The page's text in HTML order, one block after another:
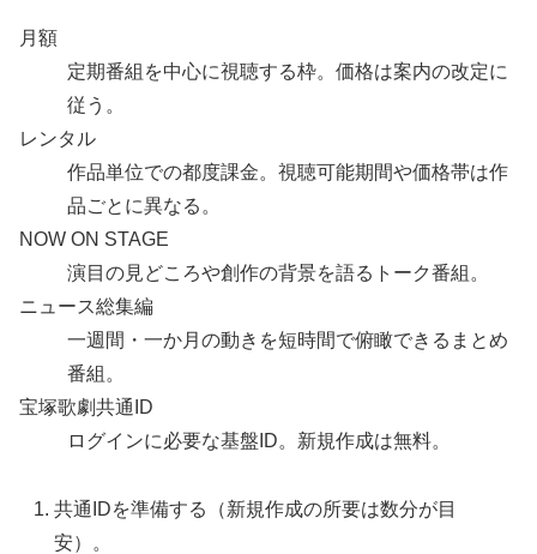
月額
定期番組を中心に視聴する枠。価格は案内の改定に
従う。
レンタル
作品単位での都度課金。視聴可能期間や価格帯は作
品ごとに異なる。
NOW ON STAGE
演目の見どころや創作の背景を語るトーク番組。
ニュース総集編
一週間・一か月の動きを短時間で俯瞰できるまとめ
番組。
宝塚歌劇共通ID
ログインに必要な基盤ID。新規作成は無料。
共通IDを準備する（新規作成の所要は数分が目
安）。